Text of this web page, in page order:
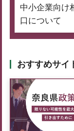
中小企業向け
口について
おすすめサイ